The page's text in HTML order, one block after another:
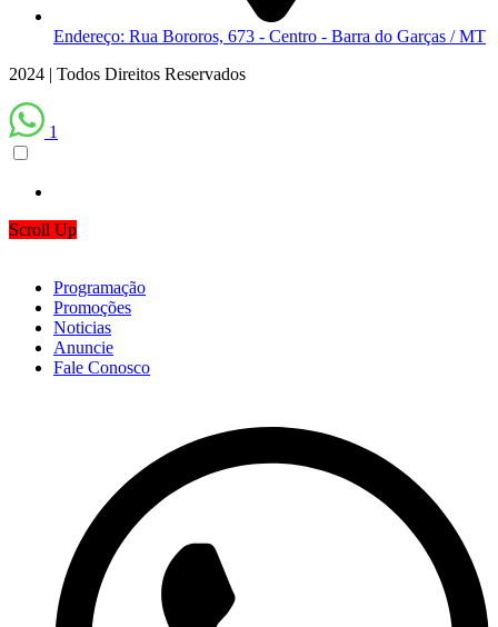
Endereço: Rua Bororos, 673 - Centro - Barra do Garças / MT
2024 | Todos Direitos Reservados
1
Scroll Up
Programação
Promoções
Noticias
Anuncie
Fale Conosco